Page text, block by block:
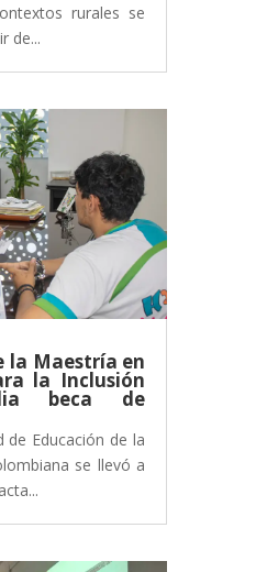
rurales se
de...
la Maestría en
la Inclusión
beca de
de Educación de la
se llevó a